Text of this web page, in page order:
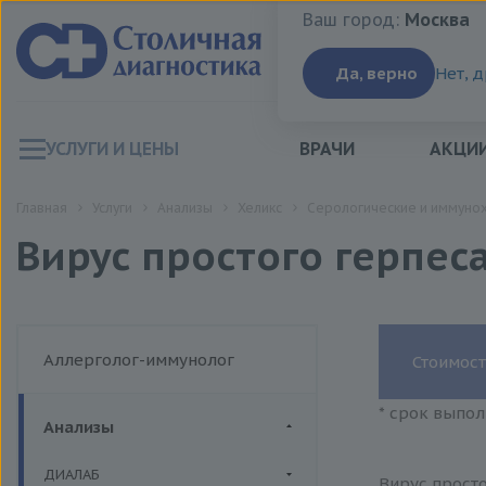
Ваш город:Москва
Ваш город: Москва
Да, верно Нет,
УСЛУГИ И ЦЕНЫ ВРАЧИ
Вирус простого
Аллерголог-иммунолог
Анализы
ДИАЛАБ
* срок